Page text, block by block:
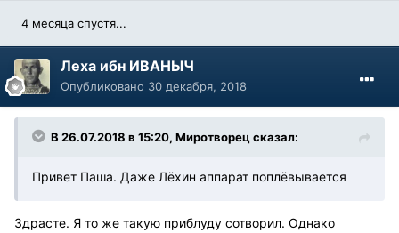
4 месяца спустя...
Леха ибн ИВАНЫЧ
Опубликовано 30 декабря, 2018
В 26.07.2018 в 15:20, Миротворец сказал:
Привет Паша. Даже Лёхин аппарат поплёвывается
Здрасте. Я то же такую приблуду сотворил. Однако